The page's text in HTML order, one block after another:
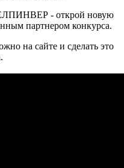
- открой новую
партнером конкурса.
на сайте и сделать это